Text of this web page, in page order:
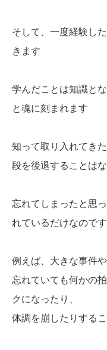
そして、一度経験し
きます
学んだことは知識と
と魂に刻まれます
知って取り入れてき
段を後退することは
忘れてしまったと思
れているだけなのです
例えば、大きな事件
忘れていても何かの
クになったり、
体調を崩したりする